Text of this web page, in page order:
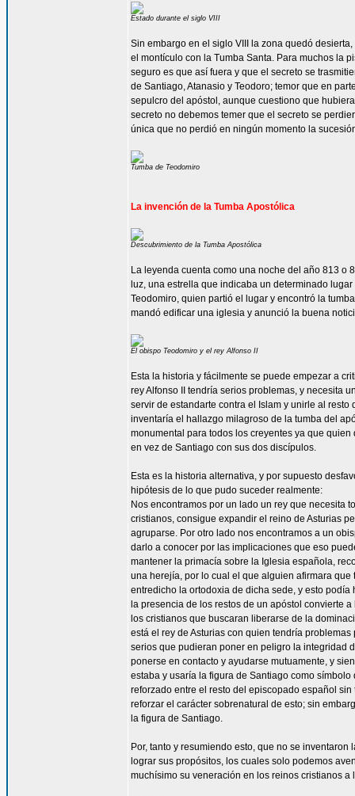
Estado durante el siglo VIII
Sin embargo en el siglo VIII la zona quedó
el montículo con la Tumba Santa. Para muchos la
seguro es que así fuera y que el secreto se
de Santiago, Atanasio y Teodoro; temor que en
sepulcro del apóstol, aunque cuestiono que
secreto no debemos temer que el secreto se
única que no perdió en ningún momento la
Tumba de Teodomiro
La invención de la Tumba Apostólica
Descubrimiento de la Tumba Apostólica
La leyenda cuenta como una noche del año 813 o
luz, una estrella que indicaba un determinado
Teodomiro, quien partió el lugar y encontró la
mandó edificar una iglesia y anunció la buena
El obispo Teodomiro y el rey Alfonso II
Esta la historia y fácilmente se puede empezar a
rey Alfonso II tendría serios problemas, y necesita
servir de estandarte contra el Islam y unirle al
inventaría el hallazgo milagroso de la tumba del
monumental para todos los creyentes ya que
en vez de Santiago con sus dos discípulos.
Esta es la historia alternativa, y por supuesto
hipótesis de lo que pudo suceder realmente:
Nos encontramos por un lado un rey que necesita
cristianos, consigue expandir el reino de Asturias
agruparse. Por otro lado nos encontramos a un
darlo a conocer por las implicaciones que eso
mantener la primacía sobre la Iglesia española,
una herejía, por lo cual el que alguien afirmara
entredicho la ortodoxia de dicha sede, y esto
la presencia de los restos de un apóstol convierte
los cristianos que buscaran liberarse de la
está el rey de Asturias con quien tendría
serios que pudieran poner en peligro la integridad
ponerse en contacto y ayudarse mutuamente, y
estaba y usaría la figura de Santiago como
reforzado entre el resto del episcopado español
reforzar el carácter sobrenatural de esto; sin
la figura de Santiago.
Por, tanto y resumiendo esto, que no se
lograr sus propósitos, los cuales solo podemos
muchísimo su veneración en los reinos cristianos a